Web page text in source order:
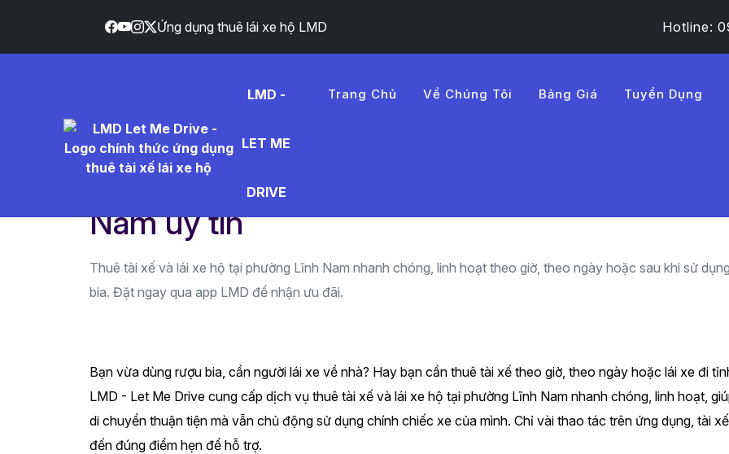
Ứng dụng thuê lái xe hộ LMD Hotline:
LMD -
LET ME
DRIVE
Trang Chủ Về Chúng Tôi Bảng Giá Tuyển Dụng
Trang chủ Khu vực hoạt động Hà Nội
Dịch vụ thuê tài xế và lái xe hộ tại phường
Nam uy tín
Thuê tài xế và lái xe hộ tại phường Lĩnh Nam nhanh chóng, linh hoạt theo giờ, theo ngày hoặc sau khi sử
bia. Đặt ngay qua app LMD để nhận ưu đãi.
Bạn vừa dùng rượu bia, cần người lái xe về nhà? Hay bạn cần thuê tài xế theo giờ, theo ngày hoặc lái xe đi
LMD - Let Me Drive cung cấp dịch vụ thuê tài xế và lái xe hộ tại phường Lĩnh Nam nhanh chóng, linh hoạt,
di chuyển thuận tiện mà vẫn chủ động sử dụng chính chiếc xe của mình. Chỉ vài thao tác trên ứng dụng, tài
đến đúng điểm hẹn để hỗ trợ.